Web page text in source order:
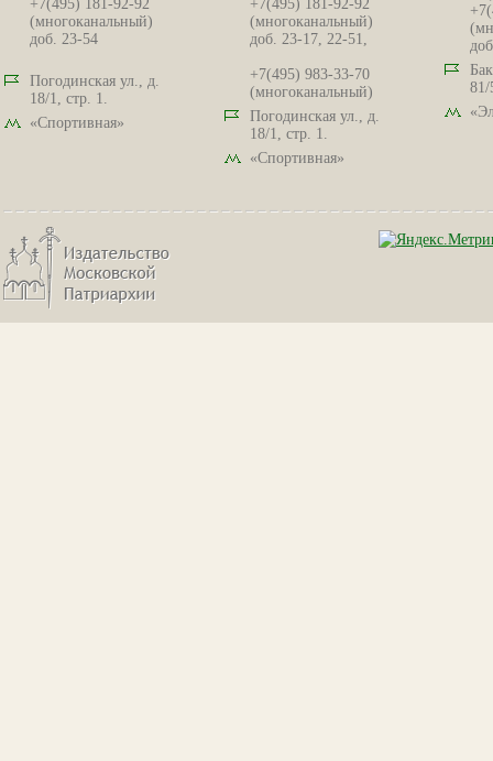
+7(495) 181-92-92
(многоканальный)
доб. 23-54
Погодинская ул., д.
18/1, стр. 1.
«Спортивная»
+7(495) 181-92-92
(многоканальный)
доб. 23-17, 22-51,
+7(495) 983-33-70
(многоканальный)
Погодинская ул., д.
18/1, стр. 1.
«Спортивная»
81/